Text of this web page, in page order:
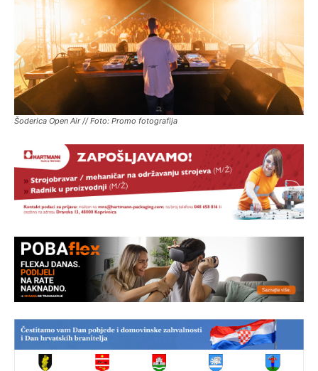
Šoderica Open Air // Foto: Promo fotografija